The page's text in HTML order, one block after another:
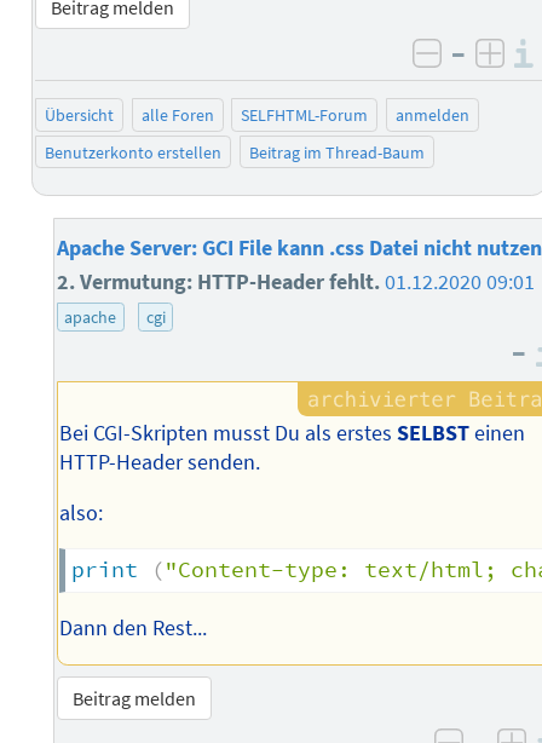
Beitrag melden
negativ
–
Übersicht alle Foren SELFHTML-Forum
anmelden
Benutzerkonto erstellen
Beitrag im Thread-Baum
Apache Server: GCI File kann .css Datei nicht nutzen
2. Vermutung: HTTP-Header fehlt.01.12.2020 09:01
apache cgi
–
Bei CGI-Skripten musst Du als erstesSELBSTeinen
HTTP-Header senden.
also:
print ("Content-type: text/html;
Dann den Rest...
Beitrag melden